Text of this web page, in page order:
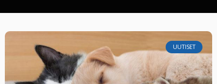
UUTISET